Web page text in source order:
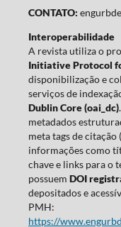
CONTATO:
Interoperabilidade
A revista utiliza o
Initiative Protocol
disponibilização e
serviços de
Dublin Core (oai_dc)
metadados
meta tags de
informações como
chave e links para o
possuem DOI
depositados e
PMH:
https://